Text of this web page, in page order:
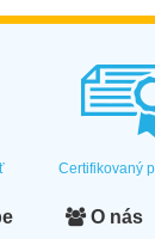
Certifikovaný
O nás